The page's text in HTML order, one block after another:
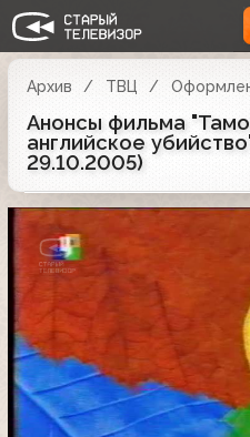
Архив ТВЦ
Анонсы фильма
английское
29.10.2005)